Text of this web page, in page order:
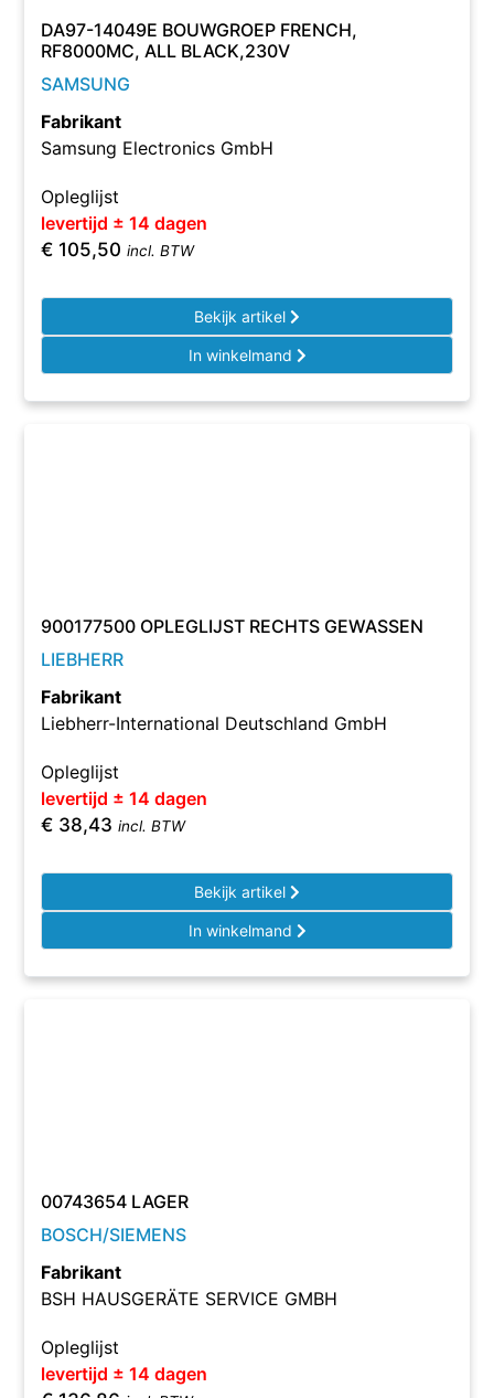
DA97-14049E BOUWGROEP FRENCH,
RF8000MC, ALL BLACK,230V
SAMSUNG
Fabrikant
Samsung Electronics GmbH
Opleglijst
levertijd ± 14 dagen
€ 105,50 incl. BTW
Bekijk artikel
In winkelmand
900177500 OPLEGLIJST RECHTS GEWASSEN
LIEBHERR
Fabrikant
Liebherr-International Deutschland GmbH
Opleglijst
levertijd ± 14 dagen
€ 38,43 incl. BTW
Bekijk artikel
In winkelmand
00743654 LAGER
BOSCH/SIEMENS
Fabrikant
BSH HAUSGERÄTE SERVICE GMBH
Opleglijst
levertijd ± 14 dagen